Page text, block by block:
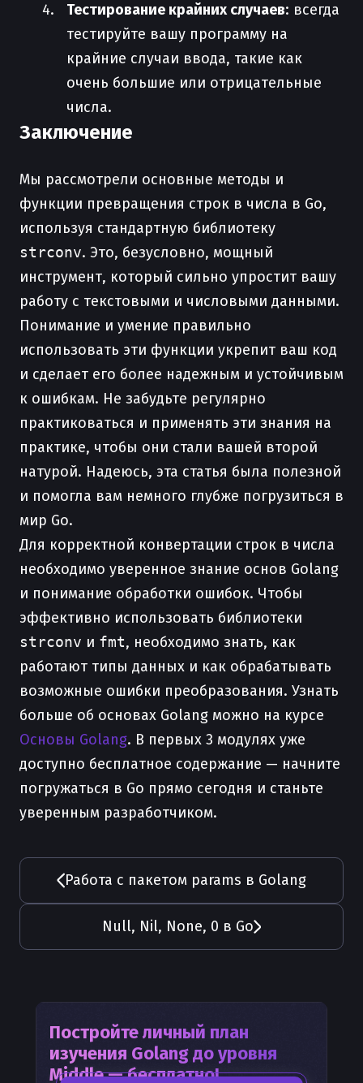
Тестирование крайних случаев: всегда
тестируйте вашу программу на
крайние случаи ввода, такие как
очень большие или отрицательные
числа.
Заключение
Мы рассмотрели основные методы и
функции превращения строк в числа в Go,
используя стандартную библиотеку
strconv. Это, безусловно, мощный
инструмент, который сильно упростит вашу
работу с текстовыми и числовыми данными.
Понимание и умение правильно
использовать эти функции укрепит ваш код
и сделает его более надежным и устойчивым
к ошибкам. Не забудьте регулярно
практиковаться и применять эти знания на
практике, чтобы они стали вашей второй
натурой. Надеюсь, эта статья была полезной
и помогла вам немного глубже погрузиться в
мир Go.
Для корректной конвертации строк в числа
необходимо уверенное знание основ Golang
и понимание обработки ошибок. Чтобы
эффективно использовать библиотеки
strconv и fmt, необходимо знать, как
работают типы данных и как обрабатывать
возможные ошибки преобразования. Узнать
больше об основах Golang можно на курсе
Основы Golang. В первых 3 модулях уже
доступно бесплатное содержание — начните
погружаться в Go прямо сегодня и станьте
уверенным разработчиком.
Работа с пакетом params в Golang
Null, Nil, None, 0 в Go
Постройте личный план
изучения Golangдо уровня
Middle — бесплатно!